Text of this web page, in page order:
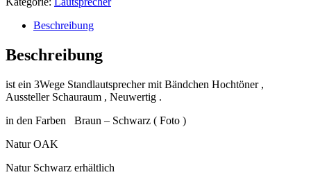
Beschreibung
Beschreibung
ist ein 3Wege Standlautsprecher mit Bändchen Hochtöner ,
Aussteller Schauraum , Neuwertig .
in den Farben Braun – Schwarz ( Foto )
Natur OAK
Natur Schwarz erhältlich